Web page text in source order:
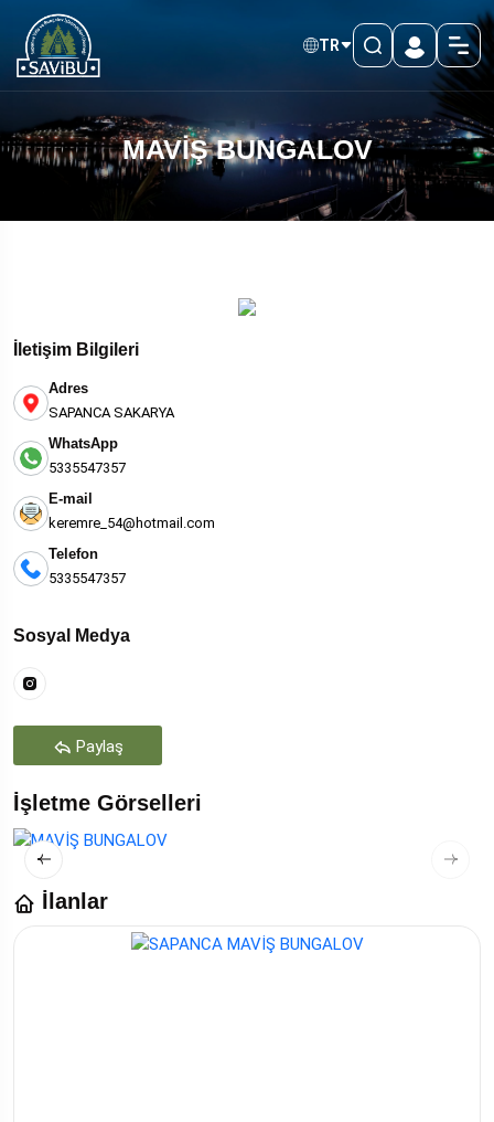
TR
MAVİŞ BUNGALOV
İletişim Bilgileri
Adres
SAPANCA SAKARYA
WhatsApp
5335547357
E-mail
keremre_54@hotmail.com
Telefon
5335547357
Sosyal Medya
Paylaş
İşletme Görselleri
İlanlar